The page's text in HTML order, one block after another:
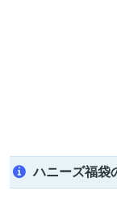
ハニーズ福袋